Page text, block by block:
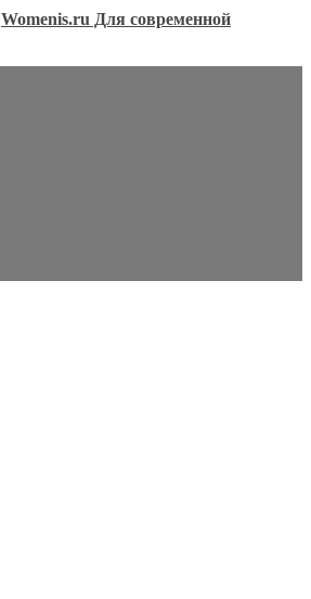
Womenis.ru Для современной